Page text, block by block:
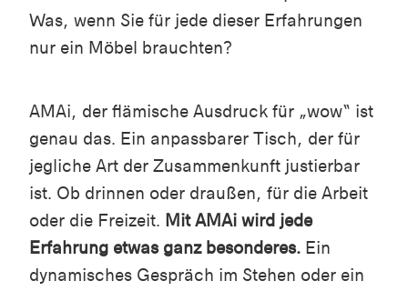
Was, wenn Sie für jede dieser Erfahrungen
nur ein Möbel brauchten?
AMAi, der flämische Ausdruck für „wow“ ist
genau das. Ein anpassbarer Tisch, der für
jegliche Art der Zusammenkunft justierbar
ist. Ob drinnen oder draußen, für die Arbeit
oder die Freizeit. Mit AMAi wird jede
Erfahrung etwas ganz besonderes. Ein
dynamisches Gespräch im Stehen oder ein